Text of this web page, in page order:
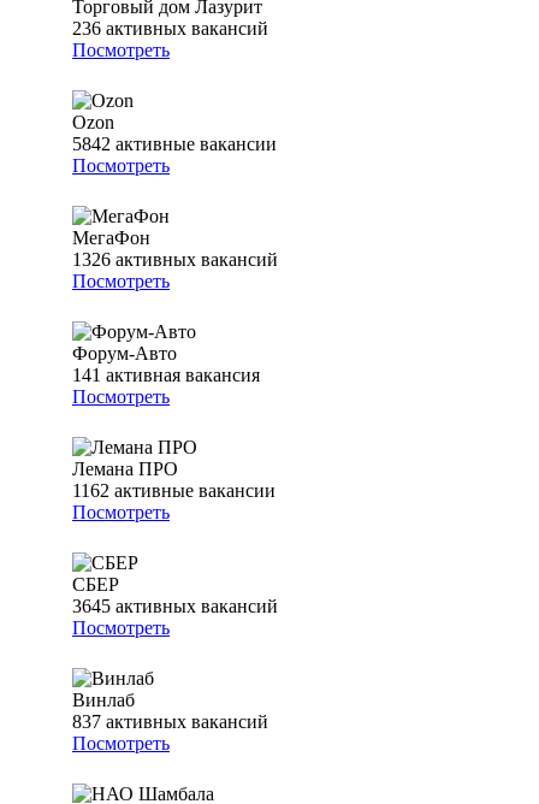
Торговый дом Лазурит
236 активных вакансий
Посмотреть
Ozon
5842 активные вакансии
Посмотреть
МегаФон
1326 активных вакансий
Посмотреть
Форум-Авто
141 активная вакансия
Посмотреть
Лемана ПРО
1162 активные вакансии
Посмотреть
СБЕР
3645 активных вакансий
Посмотреть
Винлаб
837 активных вакансий
Посмотреть